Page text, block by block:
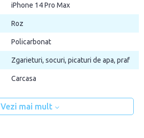
iPhone 14 Pro Max
Roz
Policarbonat
Zgarieturi, socuri, picaturi de apa, praf
Carcasa
Vezi mai mult